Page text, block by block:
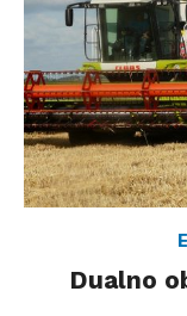
Dualno